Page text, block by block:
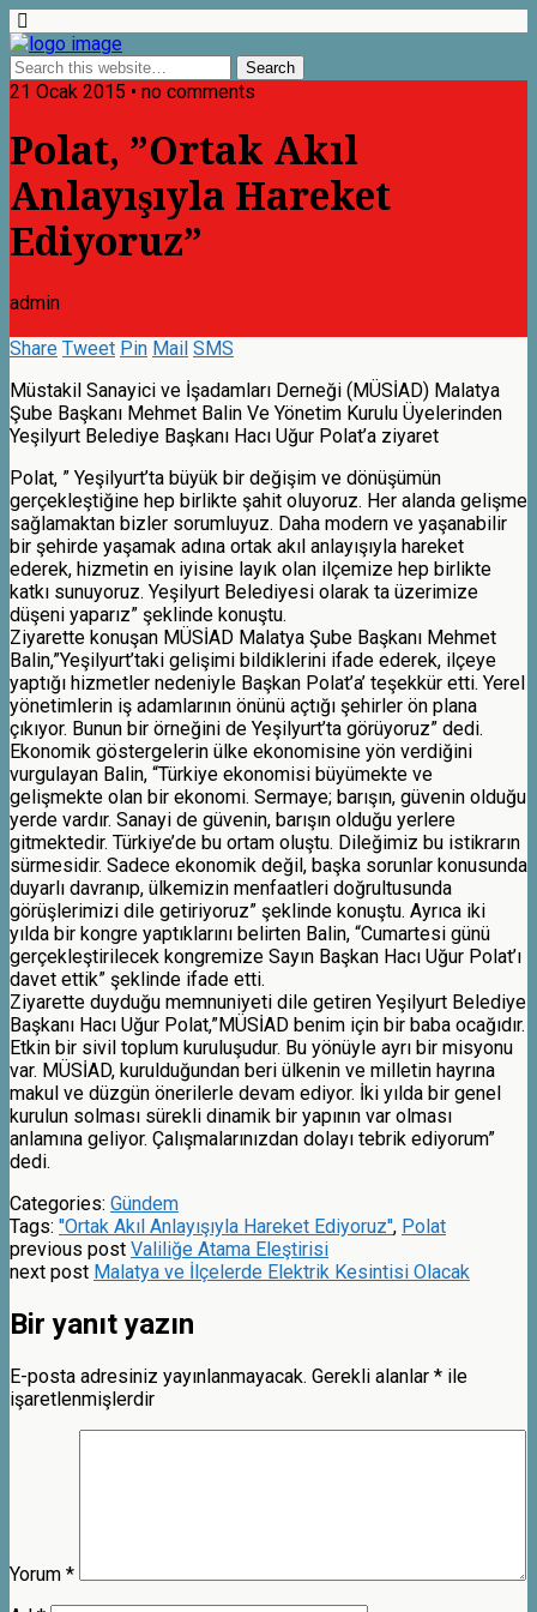
21 Ocak 2015 • no comments
Polat, ”Ortak Akıl
Anlayışıyla Hareket
Ediyoruz”
admin
Share Tweet Pin Mail SMS
Müstakil Sanayici ve İşadamları Derneği (MÜSİAD) Malatya
Şube Başkanı Mehmet Balin Ve Yönetim Kurulu Üyelerinden
Yeşilyurt Belediye Başkanı Hacı Uğur Polat’a ziyaret
Polat, ” Yeşilyurt’ta büyük bir değişim ve dönüşümün
gerçekleştiğine hep birlikte şahit oluyoruz. Her alanda gelişme
sağlamaktan bizler sorumluyuz. Daha modern ve yaşanabilir
bir şehirde yaşamak adına ortak akıl anlayışıyla hareket
ederek, hizmetin en iyisine layık olan ilçemize hep birlikte
katkı sunuyoruz. Yeşilyurt Belediyesi olarak ta üzerimize
düşeni yaparız” şeklinde konuştu.
Ziyarette konuşan MÜSİAD Malatya Şube Başkanı Mehmet
Balin,”Yeşilyurt’taki gelişimi bildiklerini ifade ederek, ilçeye
yaptığı hizmetler nedeniyle Başkan Polat’a’ teşekkür etti. Yerel
yönetimlerin iş adamlarının önünü açtığı şehirler ön plana
çıkıyor. Bunun bir örneğini de Yeşilyurt’ta görüyoruz” dedi.
Ekonomik göstergelerin ülke ekonomisine yön verdiğini
vurgulayan Balin, “Türkiye ekonomisi büyümekte ve
gelişmekte olan bir ekonomi. Sermaye; barışın, güvenin olduğu
yerde vardır. Sanayi de güvenin, barışın olduğu yerlere
gitmektedir. Türkiye’de bu ortam oluştu. Dileğimiz bu istikrarın
sürmesidir. Sadece ekonomik değil, başka sorunlar konusunda
duyarlı davranıp, ülkemizin menfaatleri doğrultusunda
görüşlerimizi dile getiriyoruz” şeklinde konuştu. Ayrıca iki
yılda bir kongre yaptıklarını belirten Balin, “Cumartesi günü
gerçekleştirilecek kongremize Sayın Başkan Hacı Uğur Polat’ı
davet ettik” şeklinde ifade etti.
Ziyarette duyduğu memnuniyeti dile getiren Yeşilyurt Belediye
Başkanı Hacı Uğur Polat,”MÜSİAD benim için bir baba ocağıdır.
Etkin bir sivil toplum kuruluşudur. Bu yönüyle ayrı bir misyonu
var. MÜSİAD, kurulduğundan beri ülkenin ve milletin hayrına
makul ve düzgün önerilerle devam ediyor. İki yılda bir genel
kurulun solması sürekli dinamik bir yapının var olması
anlamına geliyor. Çalışmalarınızdan dolayı tebrik ediyorum”
dedi.
Categories: Gündem
Tags: ''Ortak Akıl Anlayışıyla Hareket Ediyoruz'', Polat
previous post Valiliğe Atama Eleştirisi
next post Malatya ve İlçelerde Elektrik Kesintisi Olacak
Bir yanıt yazın
E-posta adresiniz yayınlanmayacak. Gerekli alanlar * ile
işaretlenmişlerdir
Yorum *